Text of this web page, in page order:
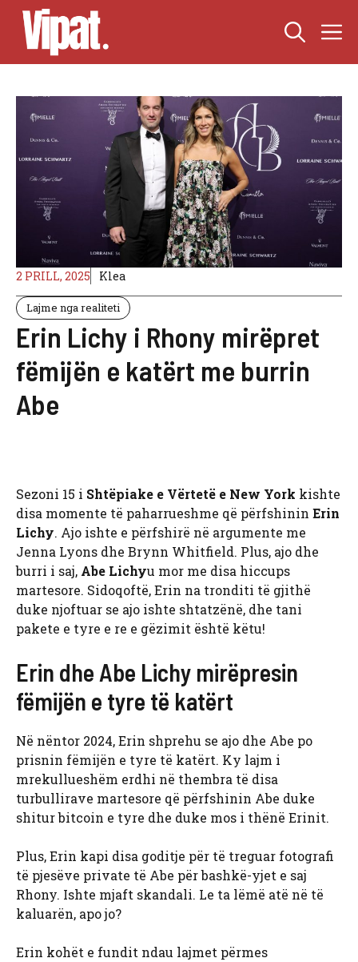
Skip
content
2 PRILL, 2025 Klea
Lajme nga realiteti
Erin Lichy i Rhony mirëpret
fëmijën e katërt me burrin
Abe
Sezoni 15 i Shtëpiake e Vërtetë e New York kishte
disa momente të paharrueshme që përfshinin Erin
Lichy. Ajo ishte e përfshirë në argumente me
Jenna Lyons dhe Brynn Whitfield. Plus, ajo dhe
burri i saj, Abe Lichyu mor me disa hiccups
martesore. Sidoqoftë, Erin na tronditi të gjithë
duke njoftuar se ajo ishte shtatzënë, dhe tani
pakete e tyre e re e gëzimit është këtu!
Erin dhe Abe Lichy mirëpresin
fëmijën e tyre të katërt
Në nëntor 2024, Erin shprehu se ajo dhe Abe po
prisnin fëmijën e tyre të katërt. Ky lajm i
mrekullueshëm erdhi në thembra të disa
turbullirave martesore që përfshinin Abe duke
shitur bitcoin e tyre dhe duke mos i thënë Erinit.
Plus, Erin kapi disa goditje për të treguar fotografi
të pjesëve private të Abe për bashkë-yjet e saj
Rhony. Ishte mjaft skandali. Le ta lëmë atë në të
kaluarën, apo jo?
Erin kohët e fundit ndau lajmet përmes